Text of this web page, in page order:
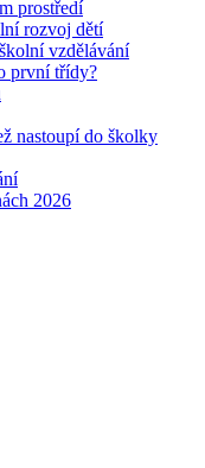
prostředí
rozvoj dětí
vzdělávání
první třídy?
nastoupí do školky
2026